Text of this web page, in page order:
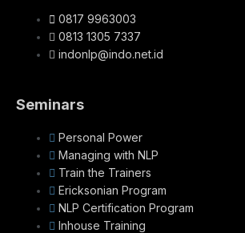
0817 9963003
0813 1305 7337
indonlp@indo.net.id
Seminars
Personal Power
Managing with NLP
Train the Trainers
Ericksonian Program
NLP Certification Program
Inhouse Training